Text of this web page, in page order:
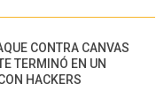
CONTRA CANVAS
TERMINÓ EN UN
HACKERS